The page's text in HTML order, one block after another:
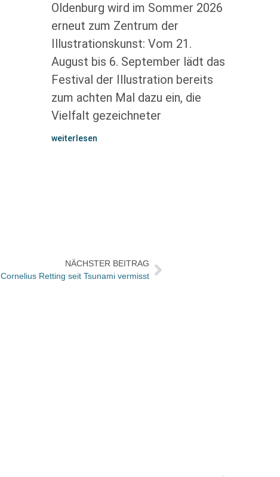
Oldenburg wird im Sommer 2026
erneut zum Zentrum der
Illustrationskunst: Vom 21.
August bis 6. September lädt das
Festival der Illustration bereits
zum achten Mal dazu ein, die
Vielfalt gezeichneter
weiterlesen
NÄCHSTER BEITRAG
Cornelius Retting seit Tsunami vermisst